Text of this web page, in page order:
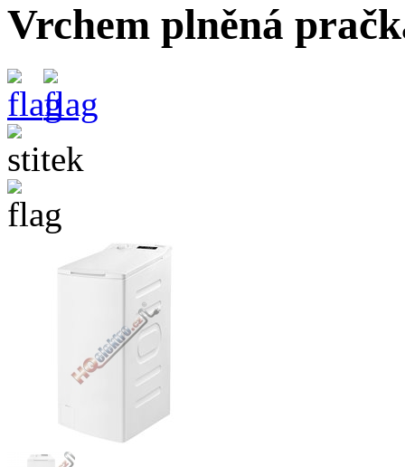
Vrchem plněná